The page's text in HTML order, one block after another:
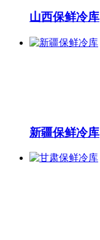
山西保鲜冷库
新疆保鲜冷库